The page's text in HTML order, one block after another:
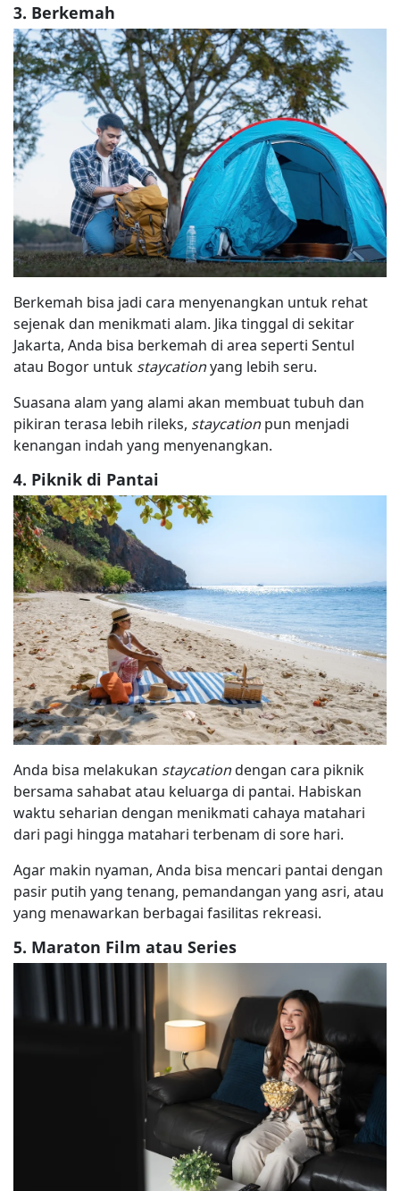
3. Berkemah
Berkemah bisa jadi cara menyenangkan untuk rehat
sejenak dan menikmati alam. Jika tinggal di sekitar
Jakarta, Anda bisa berkemah di area seperti Sentul
atau Bogor untuk staycationyang lebih seru.
Suasana alam yang alami akan membuat tubuh dan
pikiran terasa lebih rileks, staycationpun menjadi
kenangan indah yang menyenangkan.
4. Piknik di Pantai
Anda bisa melakukan staycationdengan cara piknik
bersama sahabat atau keluarga di pantai. Habiskan
waktu seharian dengan menikmati cahaya matahari
dari pagi hingga matahari terbenam di sore hari.
Agar makin nyaman, Anda bisa mencari pantai dengan
pasir putih yang tenang, pemandangan yang asri, atau
yang menawarkan berbagai fasilitas rekreasi.
5. Maraton Film atau Series